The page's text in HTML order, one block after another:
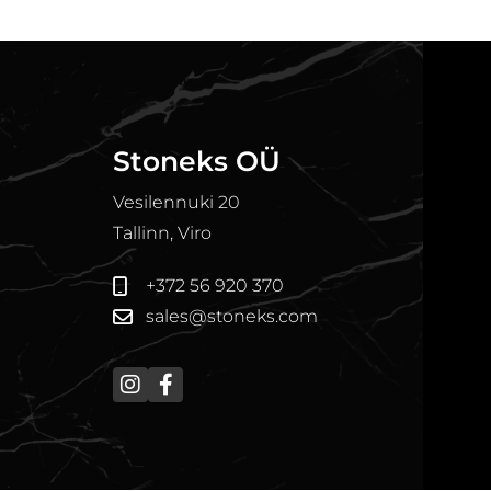
Stoneks OÜ
Vesilennuki 20
Tallinn, Viro
+372 56 920 370
sales@stoneks.com